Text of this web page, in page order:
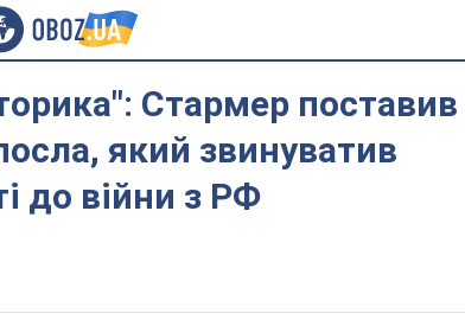
Стармер поставив
який звинуватив
до війни з РФ